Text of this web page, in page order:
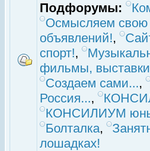
Подфорумы:
Осмысляем свою
объявлений!,
спорт!,
фильмы,
Создаем сами...,
Россия...,
КОНСИЛИУМ
Болталка,
лошадках!